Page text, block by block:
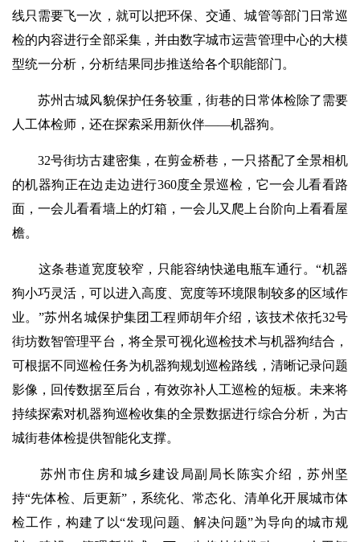
线只需要飞一次，就可以把环保、交通、城管等部门日常巡
检的内容进行全部采集，并由数字城市运营管理中心的大模
型统一分析，分析结果同步推送给各个职能部门。
苏州古城风貌保护任务较重，街巷的日常体检除了需要
人工体检师，还在探索采用新伙伴——机器狗。
32号街坊古建密集，在剪金桥巷，一只搭配了全景相机
的机器狗正在边走边进行360度全景巡检，它一会儿看看路
面，一会儿看看墙上的灯箱，一会儿又爬上台阶向上看看屋
檐。
这条巷道宽度较窄，只能容纳快递电瓶车通行。“机器
狗小巧灵活，可以进入高度、宽度等环境限制较多的区域作
业。”苏州名城保护集团工程师胡年介绍，该技术依托32号
街坊数智管理平台，将全景可视化巡检技术与机器狗结合，
可根据不同巡检任务为机器狗规划巡检路线，清晰记录问题
影像，回传数据至后台，有效弥补人工巡检的短板。未来将
持续探索对机器狗巡检收集的全景数据进行综合分析，为古
城街巷体检提供智能化支撑。
苏州市住房和城乡建设局副局长陈实介绍，苏州坚
持“先体检、后更新”，系统化、常态化、清单化开展城市体
检工作，构建了以“发现问题、解决问题”为导向的城市规